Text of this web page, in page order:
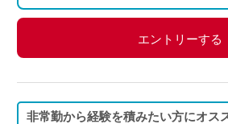
エントリーする
非常勤から経験を積みたい方にオス